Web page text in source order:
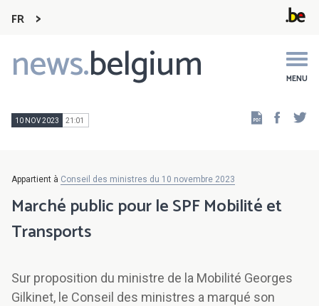
FR
news.belgium MENU
Main
navigation
10 NOV 2023 21:01
Appartient à Conseil des ministres du 10 novembre 2023
Marché public pour le SPF Mobilité et
Transports
Sur proposition du ministre de la Mobilité Georges
Gilkinet, le Conseil des ministres a marqué son